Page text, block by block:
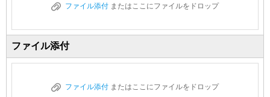
ファイル添付 またはここにファイルをドロップ
ファイル添付
ファイル添付 またはここにファイルをドロップ